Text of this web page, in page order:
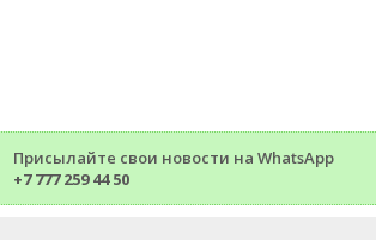
Присылайте свои новости на WhatsApp
+7 777 259 44 50